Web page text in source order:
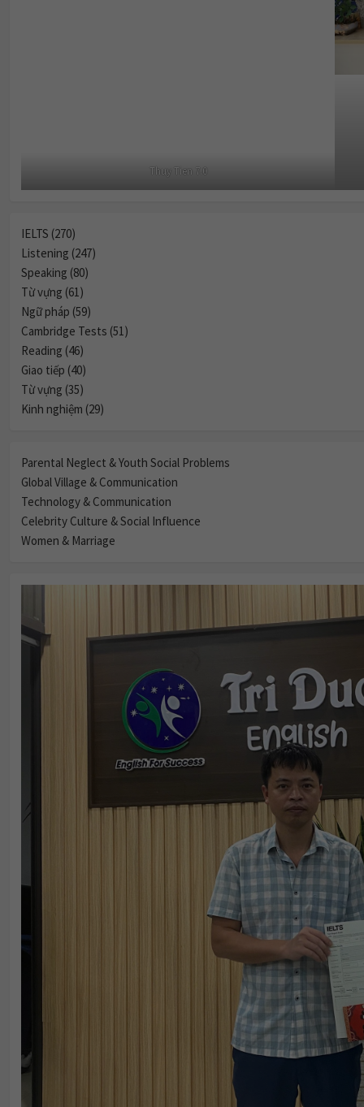
Thuy Tien 7.0
IELTS (270)
Listening (247)
Speaking (80)
Từ vựng (61)
Ngữ pháp (59)
Cambridge Tests (51)
Reading (46)
Giao tiếp (40)
Từ vựng (35)
Kinh nghiệm (29)
Parental Neglect & Youth Social Problems
Global Village & Communication
Technology & Communication
Celebrity Culture & Social Influence
Women & Marriage